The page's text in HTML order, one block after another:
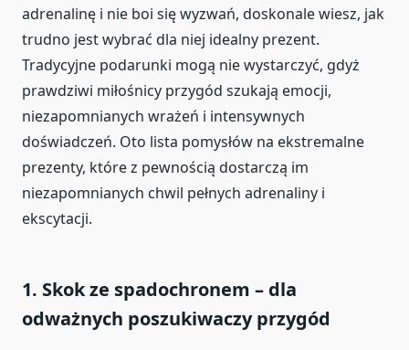
adrenalinę i nie boi się wyzwań, doskonale wiesz, jak
trudno jest wybrać dla niej idealny prezent.
Tradycyjne podarunki mogą nie wystarczyć, gdyż
prawdziwi miłośnicy przygód szukają emocji,
niezapomnianych wrażeń i intensywnych
doświadczeń. Oto lista pomysłów na ekstremalne
prezenty, które z pewnością dostarczą im
niezapomnianych chwil pełnych adrenaliny i
ekscytacji.
1. Skok ze spadochronem – dla
odważnych poszukiwaczy przygód